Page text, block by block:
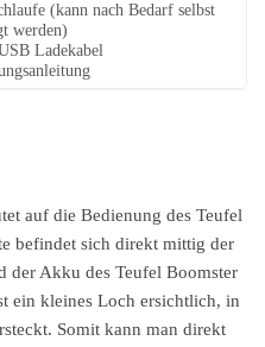
(kann nach Bedarf selbst
werden)
Ladekabel
auf die Bedienung des Teufel
befindet sich direkt mittig der
der Akku des Teufel Boomster
ein kleines Loch ersichtlich, in
Somit kann man direkt